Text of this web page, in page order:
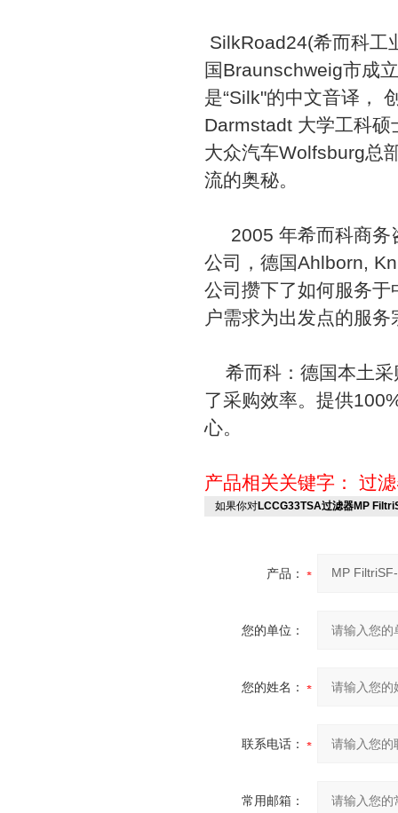
SilkRoad24(希而科工
国Braunschweig市成
是“Silk"的中文音译，
Darmstadt 大学工科
大众汽车Wolfsburg总
流的奥秘。
2005 年希而科商务
公司，德国Ahlborn,
公司攒下了如何服务
户需求为出发点的服
希而科：德国本土采
了采购效率。提供
心。
产品相关关键字： 过
如果你对LCCG33TSA过滤器MP
产品：
您的单位：
您的姓名：
联系电话：
常用邮箱：